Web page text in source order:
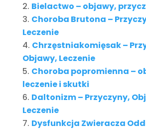
Bielactwo – objawy,
Choroba Brutona –
Leczenie
Chrzęstniakomięsak –
Objawy, Leczenie
Choroba popromienna –
leczenie i skutki
Daltonizm – Przyczyny,
Leczenie
Dysfunkcja Zwieracza